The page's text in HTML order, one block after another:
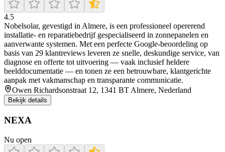
4.5
Nobelsolar, gevestigd in Almere, is een professioneel opererend
installatie- en reparatiebedrijf gespecialiseerd in zonnepanelen en
aanverwante systemen. Met een perfecte Google-beoordeling op
basis van 29 klantreviews leveren ze snelle, deskundige service, van
diagnose en offerte tot uitvoering — vaak inclusief heldere
beelddocumentatie — en tonen ze een betrouwbare, klantgerichte
aanpak met vakmanschap en transparante communicatie.
Owen Richardsonstraat 12, 1341 BT Almere, Nederland
Bekijk details
NEXA
Nu open